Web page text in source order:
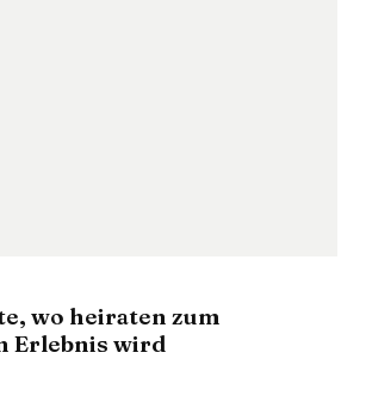
wo heiraten zum
Erlebnis wird